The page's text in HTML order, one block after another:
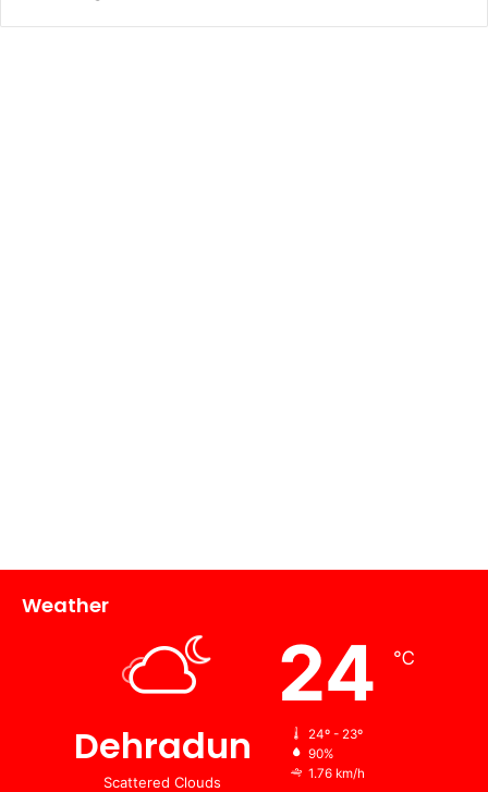
Weather
Dehradun
Scattered Clouds
24 ℃
24º - 23º
90%
1.76 km/h